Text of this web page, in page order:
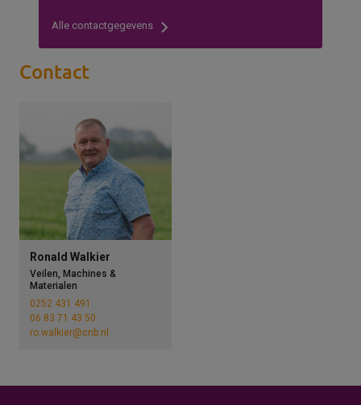
Alle contactgegevens
Contact
Ronald Walkier
Veilen, Machines &
Materialen
0252 431 491
06 83 71 43 50
ro.walkier@cnb.nl